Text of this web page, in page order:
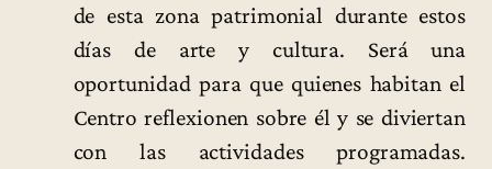
de esta zona patrimonial durante estos
días de arte y cultura. Será una
oportunidad para que quienes habitan el
Centro reflexionen sobre él y se diviertan
con las actividades programadas.